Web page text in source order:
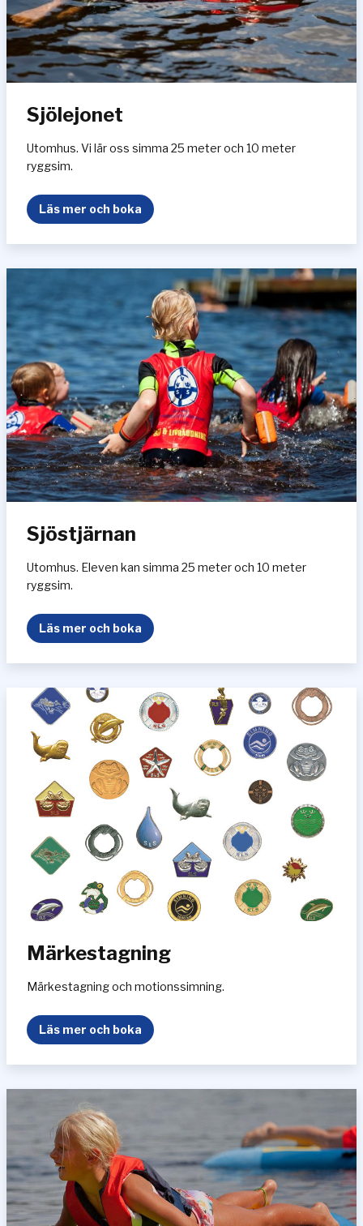
Sjölejonet
Utomhus. Vi lär oss simma 25 meter och 10 meter
ryggsim.
Läs mer och boka
j
ö
o
e
t
Sjöstjärnan
Utomhus. Eleven kan simma 25 meter och 10 meter
ryggsim.
Läs mer och boka
j
ö
t
j
r
n
n
Märkestagning
Märkestagning och motionssimning.
Läs mer och boka
ä
r
g
i